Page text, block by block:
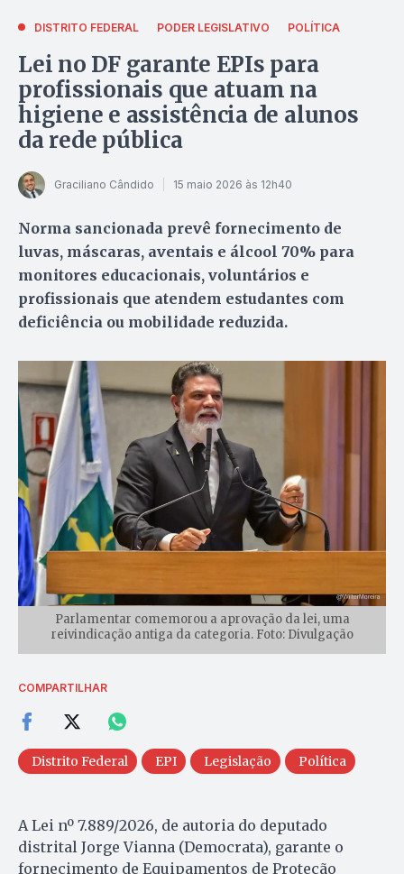
DISTRITO FEDERAL PODER LEGISLATIVO POLÍTICA
Lei no DF garante EPIs para
profissionais que atuam na
higiene e assistência de alunos
da rede pública
Graciliano Cândido 15 maio 2026 às 12h40
Norma sancionada prevê fornecimento de
luvas, máscaras, aventais e álcool 70% para
monitores educacionais, voluntários e
profissionais que atendem estudantes com
deficiência ou mobilidade reduzida.
Parlamentar comemorou a aprovação da lei, uma
reivindicação antiga da categoria. Foto: Divulgação
COMPARTILHAR
Distrito Federal EPI Legislação Política
A Lei nº 7.889/2026, de autoria do deputado
distrital Jorge Vianna (Democrata), garante o
fornecimento de Equipamentos de Proteção